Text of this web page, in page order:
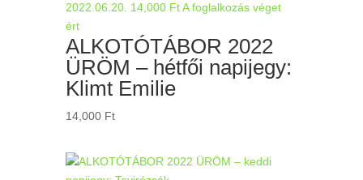
2022.06.20. 14,000 Ft A foglalkozás véget
ért
ALKOTÓTÁBOR 2022
ÜRÖM – hétfői napijegy:
Klimt Emilie
14,000 Ft